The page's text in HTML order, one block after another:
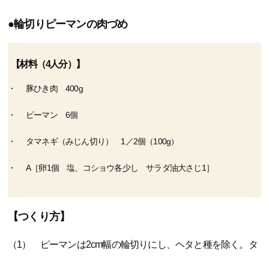
●輪切りピーマンの肉づめ
【材料（4人分）】
豚ひき肉 400g
ピーマン 6個
タマネギ（みじん切り） 1／2個（100g）
A［卵1個 塩、コショウ各少し サラダ油大さじ1］
【つくり方】
（1） ピーマンは2cm幅の輪切りにし、ヘタと種を除く。タ